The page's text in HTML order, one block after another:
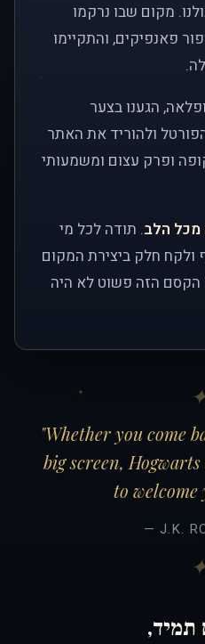
מקום שבו נרקמו
פאנפיקים, והתקיימו
הגענו בצער
ולהוריד את האתר
ופרק עצום ומשמעותי
מכל הלב. תודה לכל מי
חלק ביצירת המקום
הקסם הזה פשוט לא היה
"Whether you come
big screen,
to welcome
— J.K.